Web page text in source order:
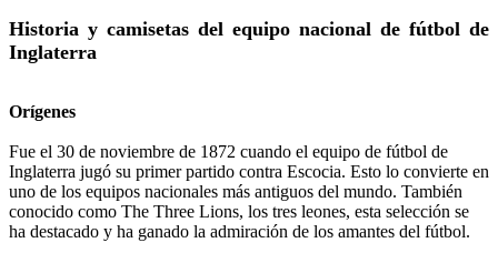
Historia y camisetas del equipo nacional de fútbol de
Inglaterra
Orígenes
Fue el 30 de noviembre de 1872 cuando el equipo de fútbol de
Inglaterra jugó su primer partido contra Escocia. Esto lo convierte en
uno de los equipos nacionales más antiguos del mundo. También
conocido como The Three Lions, los tres leones, esta selección se
ha destacado y ha ganado la admiración de los amantes del fútbol.